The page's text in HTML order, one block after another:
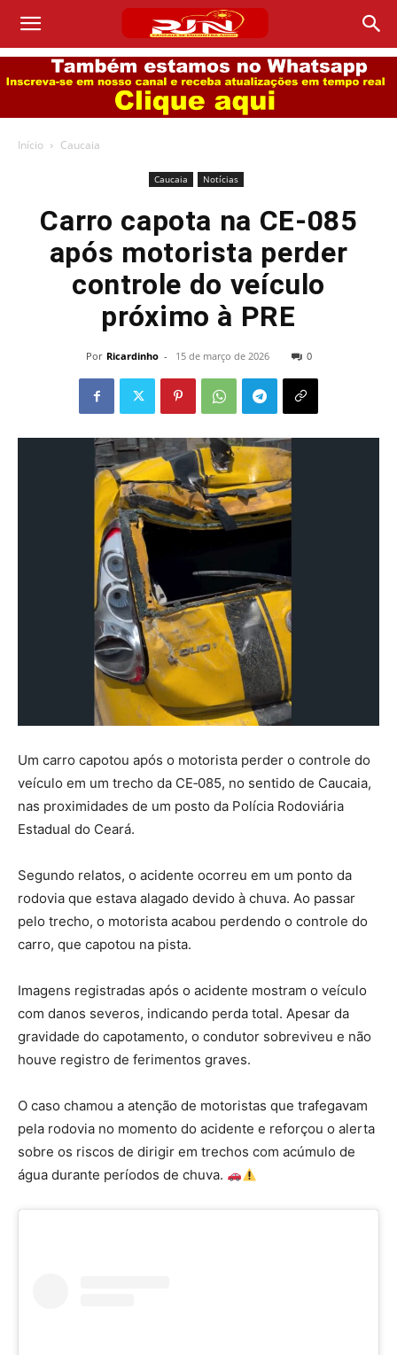
Início Caucaia
Caucaia Notícias
Carro capota na CE-085
após motorista perder
controle do veículo
próximo à PRE
Por Ricardinho - 15 de março de 2026 0
Um carro capotou após o motorista perder o controle do
veículo em um trecho da CE‑085, no sentido de Caucaia,
nas proximidades de um posto da Polícia Rodoviária
Estadual do Ceará.
Segundo relatos, o acidente ocorreu em um ponto da
rodovia que estava alagado devido à chuva. Ao passar
pelo trecho, o motorista acabou perdendo o controle do
carro, que capotou na pista.
Imagens registradas após o acidente mostram o veículo
com danos severos, indicando perda total. Apesar da
gravidade do capotamento, o condutor sobreviveu e não
houve registro de ferimentos graves.
O caso chamou a atenção de motoristas que trafegavam
pela rodovia no momento do acidente e reforçou o alerta
sobre os riscos de dirigir em trechos com acúmulo de
água durante períodos de chuva.